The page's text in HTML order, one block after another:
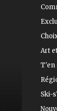
Art
T'en
Ski-